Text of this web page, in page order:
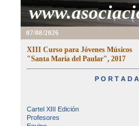
07/08/2026
XIII Curso para Jóvenes Músicos
"Santa María del Paular", 2017
P O R T A D A
Cartel XIII Edición
Profesores